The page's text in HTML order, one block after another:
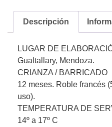
Descripción
LUGAR DE
Gualtallary, Mendoza.
CRIANZA / BARRICADO
12 meses. Roble francés
uso).
TEMPERATURA DE
14º a 17º C